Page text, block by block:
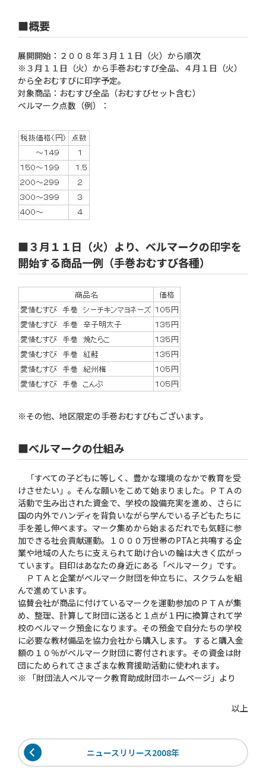
■概要
展開開始：２００８年３月１１日（火）から順次
※３月１１日（火）から手巻おむすび全品、４月１日（火）
から全おむすびに印字予定。
対象商品：おむすび全品（おむすびセット含む）
ベルマーク点数（例）：
■３月１１日（火）より、ベルマークの印字を
開始する商品一例（手巻おむすび各種）
※その他、地区限定の手巻おむすびもございます。
■べルマークの仕組み
「すべての子どもに等しく、豊かな環境のなかで教育を受
けさせたい」。そんな願いをこめて始まりました。ＰＴＡの
活動で生み出された資金で、学校の設備充実を進め、さらに
国の内外でハンディを背負いながら学んでいる子どもたちに
手を差し伸べます。マーク集めから始まるだれでも気軽に参
加できる社会貢献運動。１０００万世帯のPTAと共鳴する企
業や地域の人たちに支えられて助け合いの輪は大きく広がっ
ています。目印はあなたの身近にある「ベルマーク」です。
ＰＴＡと企業がベルマーク財団を仲立ちに、スクラムを組
んで進めています。
協賛会社が商品に付けているマークを運動参加のＰＴＡが集
め、整理、計算して財団に送ると１点が１円に換算されて学
校のベルマーク預金になります。その預金で自分たちの学校
に必要な教材備品を協力会社から購入します。 すると購入金
額の１０％がベルマーク財団に寄付されます。その資金は財
団にためられてさまざまな教育援助活動に使われます。
※ 「財団法人ベルマーク教育助成財団ホームページ」より
以上
ニュースリリース2008年